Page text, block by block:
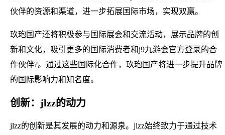
伙伴的资源和渠道，进一步拓展国际市场，实现双赢。
玖玸国产还将积极参与国际展会和交流活动，展示品牌的创
新和文化，吸引更多的国际消费者和j9九游会官方登录的合
作伙伴?。通过这些国际化合作，玖玸国产将进一步提升品牌
的国际影响力和知名度。
创新：jlzz的动力
jlzz的创新是其发展的动力和源泉。jlzz始终致力于通过技术